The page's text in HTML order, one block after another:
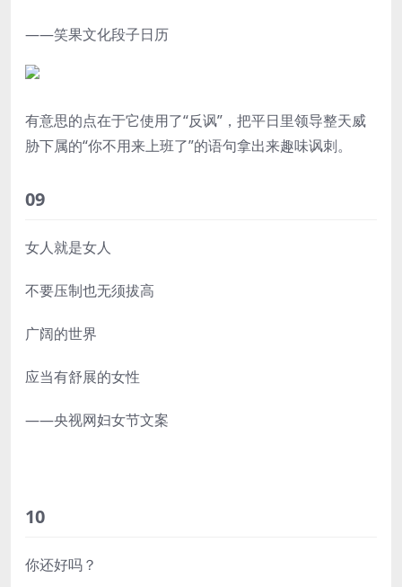
——笑果文化段子日历
有意思的点在于它使用了“反讽”，把平日里领导整天威
胁下属的“你不用来上班了”的语句拿出来趣味讽刺。
09
女人就是女人
不要压制也无须拔高
广阔的世界
应当有舒展的女性
——央视网妇女节文案
10
你还好吗？